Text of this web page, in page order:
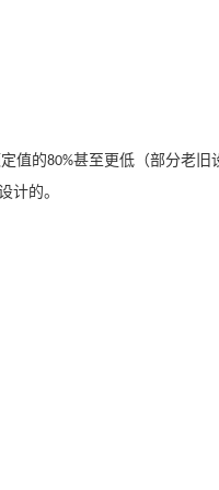
值的80%甚至更低（部分老旧
计的。